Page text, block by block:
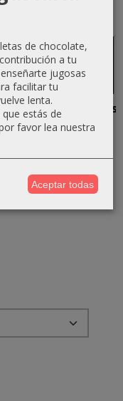
Agotado
Homínidos
15,00 €
de chocolate,
a tu
jugosas
facilitar tu
lenta.
estás de
favor lea nuestra
Aceptar todas